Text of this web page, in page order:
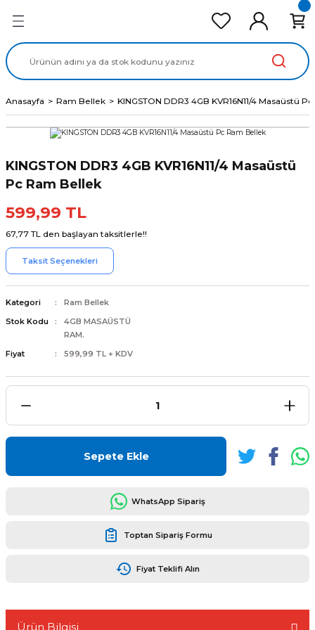
Ekran Panel
Data Kablo
Anasayfa Ram Bellek KINGSTON DDR3 4GB KVR16N11/4 Masaüstü
KINGSTON DDR3 4GB KVR16N11/4 Masaüstü
Pc Ram Bellek
599,99 TL
67,77 TL den başlayan taksitlerle!!
Taksit Seçenekleri
Kategori
Ram Bellek
Stok Kodu
4GB MASAÜSTÜ
RAM.
Fiyat
599,99 TL + KDV
Sepete Ekle
WhatsApp Sipariş
Toptan Sipariş Formu
Fiyat Teklifi Alın
Ürün Bilgisi